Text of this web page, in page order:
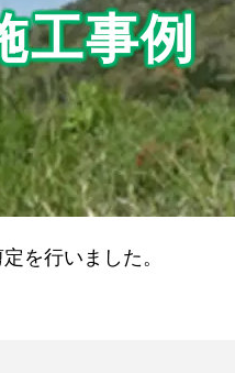
工事例
を行いました。